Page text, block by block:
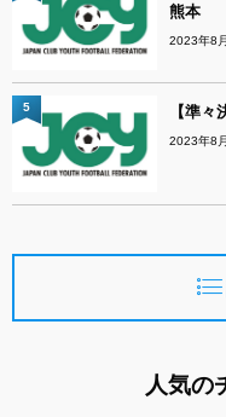
熊本
2023年8
【準
2023年8
5
人気の